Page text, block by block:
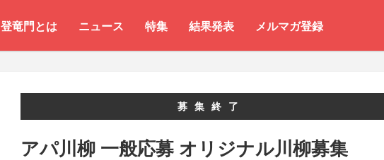
登竜門とは ニュース 特集 結果発表 メルマガ登録
募集終了
アパ川柳 一般応募 オリジナル川柳募集